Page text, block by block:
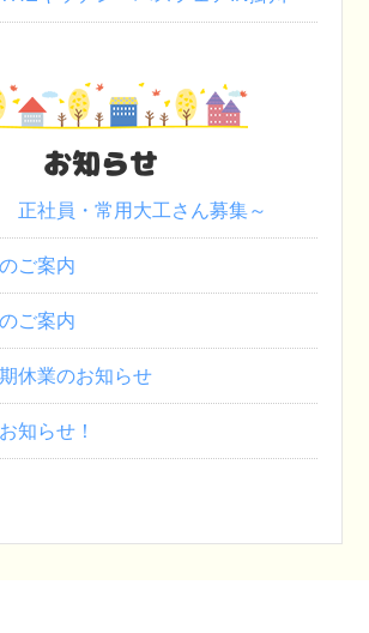
お知らせ
正社員・常用大工さん募集～
ご案内
ご案内
休業のお知らせ
知らせ！